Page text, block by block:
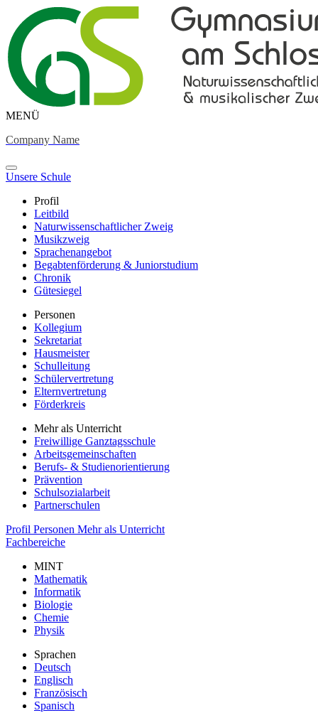
MENÜ
Company Name
Unsere Schule
Profil
Leitbild
Naturwissenschaftlicher Zweig
Musikzweig
Sprachenangebot
Begabtenförderung & Juniorstudium
Chronik
Gütesiegel
Personen
Kollegium
Sekretariat
Hausmeister
Schulleitung
Schülervertretung
Elternvertretung
Förderkreis
Mehr als Unterricht
Freiwillige Ganztagsschule
Arbeitsgemeinschaften
Berufs- & Studienorientierung
Prävention
Schulsozialarbeit
Partnerschulen
Profil Personen Mehr als Unterricht
Fachbereiche
MINT
Mathematik
Informatik
Biologie
Chemie
Physik
Sprachen
Deutsch
Englisch
Französisch
Spanisch